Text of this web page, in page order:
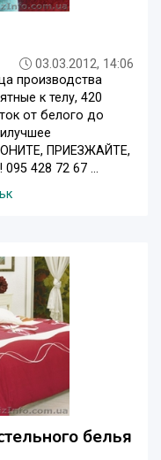
03.03.2012, 14:06
производства
к телу, 420
от белого до
ПРИЕЗЖАЙТЕ,
428 72 67 ...
белья